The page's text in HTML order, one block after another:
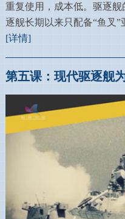
重复使用，成本低。驱逐
逐舰长期以来只配备“鱼叉”
[详情]
第五课：现代驱逐舰